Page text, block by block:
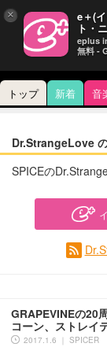
トップ 新着 音
Dr.StrangeLove
SPICEの
GRAPEVINEの20
コーン、ストレイ
2017.1.6 ｜ SPICER
× e＋(
ト・
eplus
無料 -